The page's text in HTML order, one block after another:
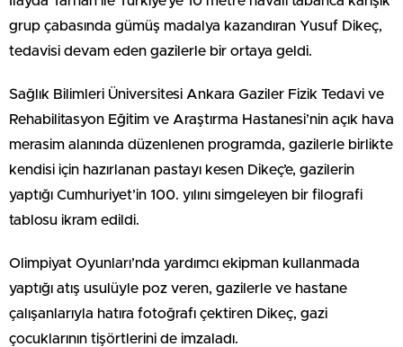
grup çabasında gümüş madalya kazandıran Yusuf Dikeç,
tedavisi devam eden gazilerle bir ortaya geldi.
Sağlık Bilimleri Üniversitesi Ankara Gaziler Fizik Tedavi ve
Rehabilitasyon Eğitim ve Araştırma Hastanesi’nin açık hava
merasim alanında düzenlenen programda, gazilerle birlikte
kendisi için hazırlanan pastayı kesen Dikeç’e, gazilerin
yaptığı Cumhuriyet’in 100. yılını simgeleyen bir filografi
tablosu ikram edildi.
Olimpiyat Oyunları’nda yardımcı ekipman kullanmada
yaptığı atış usulüyle poz veren, gazilerle ve hastane
çalışanlarıyla hatıra fotoğrafı çektiren Dikeç, gazi
çocuklarının tişörtlerini de imzaladı.